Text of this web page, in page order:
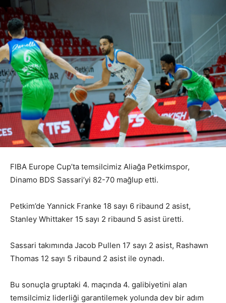
FIBA Europe Cup’ta temsilcimiz Aliağa Petkimspor,
Dinamo BDS Sassari’yi 82-70 mağlup etti.
Petkim’de Yannick Franke 18 sayı 6 ribaund 2 asist,
Stanley Whittaker 15 sayı 2 ribaund 5 asist üretti.
Sassari takımında Jacob Pullen 17 sayı 2 asist, Rashawn
Thomas 12 sayı 5 ribaund 2 asist ile oynadı.
Bu sonuçla gruptaki 4. maçında 4. galibiyetini alan
temsilcimiz liderliği garantilemek yolunda dev bir adım